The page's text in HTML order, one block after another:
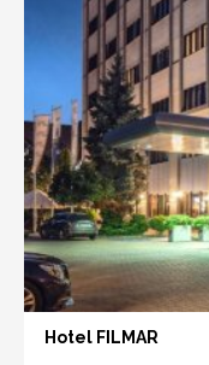
Hotel FILMAR